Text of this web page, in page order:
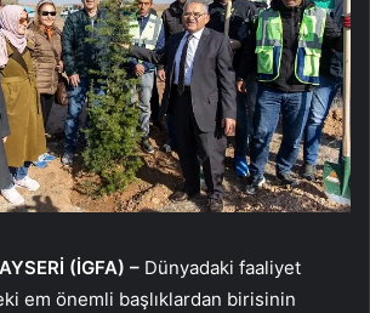
(İGFA) – Dünyadaki faaliyet
em önemli başlıklardan birisinin